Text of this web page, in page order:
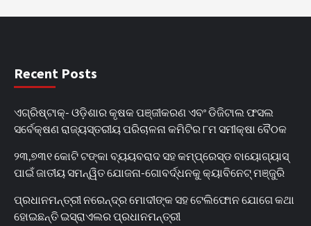
Recent Posts
ଏଗ୍ରିଷ୍ଟାକ୍‌- ଓଡ଼ିଶାର କୃଷକ ପଞ୍ଜୀକରଣ ଏବଂ ଡିଜିଟାଲ ଫସଲ
ସର୍ବେକ୍ଷଣ ରାଜ୍ୟସ୍ତରୀୟ ପରିଚାଳନା କମିଟିର ୮ମ ସମୀକ୍ଷା ବୈଠକ
୨୩,୭୩୧ କୋଟି ଟଙ୍କା ବ୍ୟୟବରାଦ ସହ କମ୍ପ୍ରେସ୍ଡ ବାୟୋଗ୍ୟାସ୍
ପାଇଁ ଜାତୀୟ ସମନ୍ୱିତ ଯୋଜନା-ଗୋବର୍ଦ୍ଧନକୁ କ୍ୟାବିନେଟ୍‌ ମଞ୍ଜୁରି
ପ୍ରଧାନମନ୍ତ୍ରୀ ନରେନ୍ଦ୍ର ମୋଦୀଙ୍କ ସହ ଟେଲିଫୋନ ଯୋଗେ କଥା
ହୋଇଛନ୍ତି ଇସ୍ରାଏଲର ପ୍ରଧାନମନ୍ତ୍ରୀ